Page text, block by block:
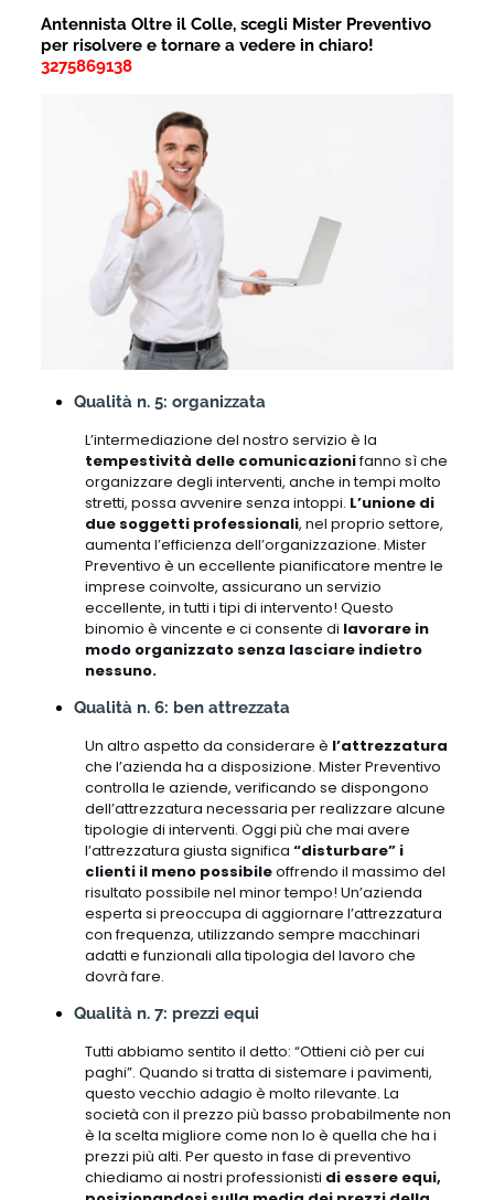
Antennista Oltre il Colle, scegli Mister Preventivo
per risolvere e tornare a vedere in chiaro!
3275869138
Qualità n. 5: organizzata
L’intermediazione del nostro servizio è la
tempestività delle comunicazionifanno sì che
organizzare degli interventi, anche in tempi molto
stretti, possa avvenire senza intoppi. L’unione di
due soggetti professionali, nel proprio settore,
aumenta l’efficienza dell’organizzazione. Mister
Preventivo è un eccellente pianificatore mentre le
imprese coinvolte, assicurano un servizio
eccellente, in tutti i tipi di intervento! Questo
binomio è vincente e ci consente di lavorare in
modo organizzato senza lasciare indietro
nessuno.
Qualità n. 6: ben attrezzata
Un altro aspetto da considerare è l’attrezzatura
che l’azienda ha a disposizione. Mister Preventivo
controlla le aziende, verificando se dispongono
dell’attrezzatura necessaria per realizzare alcune
tipologie di interventi. Oggi più che mai avere
l’attrezzatura giusta significa “disturbare” i
clienti il meno possibileoffrendo il massimo del
risultato possibile nel minor tempo! Un’azienda
esperta si preoccupa di aggiornare l’attrezzatura
con frequenza, utilizzando sempre macchinari
adatti e funzionali alla tipologia del lavoro che
dovrà fare.
Qualità n. 7: prezzi equi
Tutti abbiamo sentito il detto: “Ottieni ciò per cui
paghi”. Quando si tratta di sistemare i pavimenti,
questo vecchio adagio è molto rilevante. La
società con il prezzo più basso probabilmente non
è la scelta migliore come non lo è quella che ha i
prezzi più alti. Per questo in fase di preventivo
chiediamo ai nostri professionisti di essere equi,